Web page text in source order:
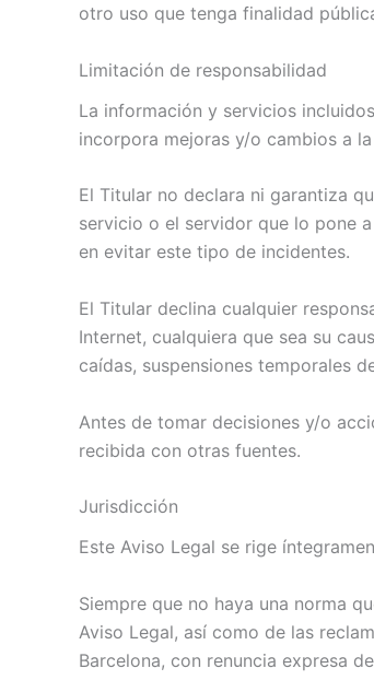
otro uso que tenga finalidad
Limitación de responsabilidad
La información y servicios
incorpora mejoras y/o cambios a
El Titular no declara ni garantiza
servicio o el servidor que lo pone
en evitar este tipo de incidentes.
El Titular declina cualquier
Internet, cualquiera que sea su
caídas, suspensiones temporales
Antes de tomar decisiones y/o
recibida con otras fuentes.
Jurisdicción
Este Aviso Legal se rige
Siempre que no haya una norma
Aviso Legal, así como de las
Barcelona, con renuncia expresa